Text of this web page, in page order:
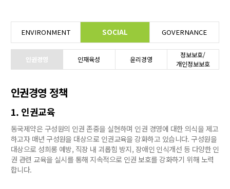
ENVIRONMENT SOCIAL GOVERNANCE
인권경영 인재육성 윤리경영
정보보호/
개인정보보호
인권경영 정책
1. 인권교육
동국제약은 구성원의 인권 존중을 실현하며 인권 경영에 대한 의식을 제고
하고자 매년 구성원을 대상으로 인권교육을 강화하고 있습니다. 구성원을
대상으로 성희롱 예방, 직장 내 괴롭힘 방지, 장애인 인식개선 등 다양한 인
권 관련 교육을 실시를 통해 지속적으로 인권 보호를 강화하기 위해 노력
합니다.